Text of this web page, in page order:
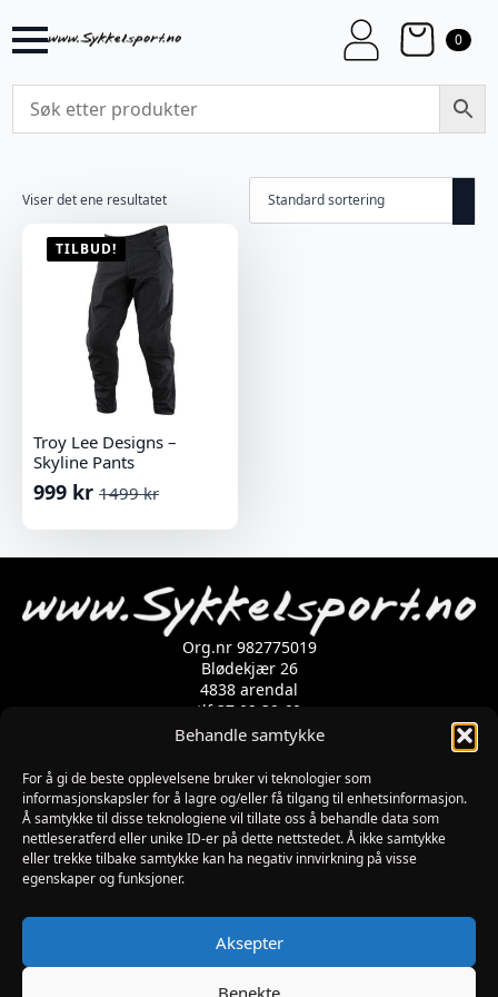
Behandle samtykke
For å gi de beste opplevelsene bruker vi teknologier som
informasjonskapsler for å lagre og/eller få tilgang til enhetsinformasjon.
Å samtykke til disse teknologiene vil tillate oss å behandle data som
nettleseratferd eller unike ID-er på dette nettstedet. Å ikke samtykke
eller trekke tilbake samtykke kan ha negativ innvirkning på visse
egenskaper og funksjoner.
Aksepter
Benekte
0
Viser det ene resultatet
TILBUD!
Troy Lee Designs –
Skyline Pants
1499kr
Opprinnelig
pris
999 kr
Nåværende
pris
Org.nr 982775019
Blødekjær 26
4838 arendal
tlf 37 02 39 60
Kontaktskjema
Åpningstider
MANDAG-FREDAG: 09:00-17:00
LØRDAG: 10:00-15:00
SØNDAG: STENGT
PÅSKEAFTEN OG PINSEAFTEN : 10:00-13:00
Informasjon
MIN SIDE
KJØPSBETINGELSER